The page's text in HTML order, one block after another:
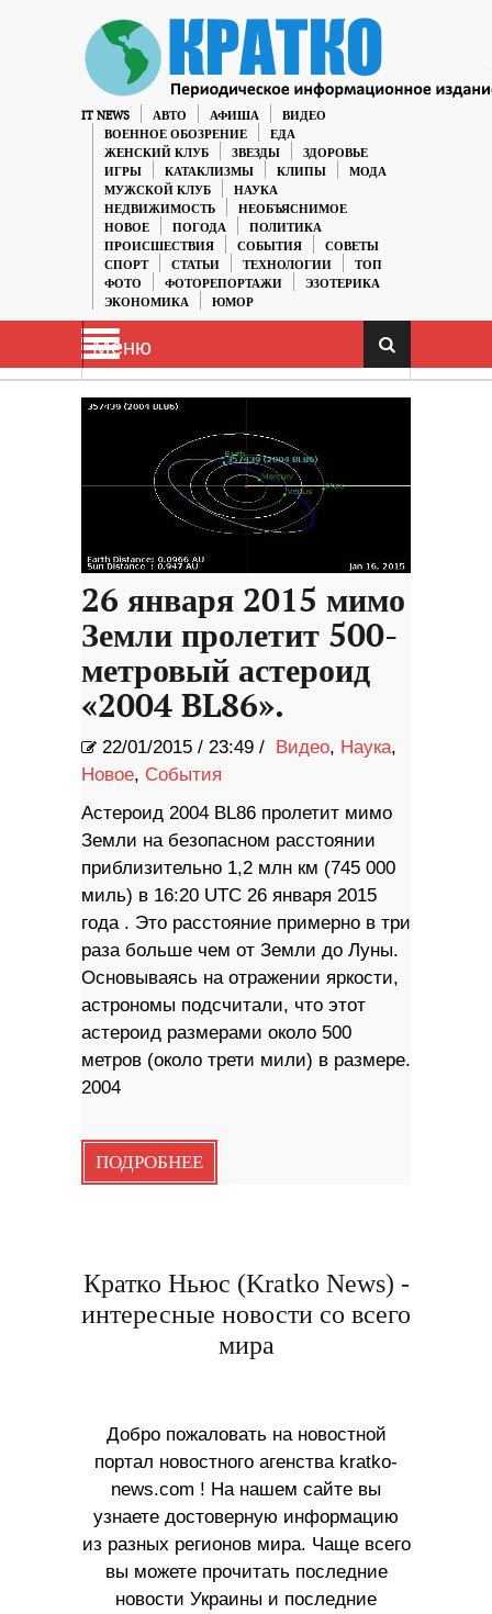
IT NEWS АВТО АФИША
ВИДЕО
ВОЕННОЕ ОБОЗРЕНИЕ
ЕДА
ЖЕНСКИЙ КЛУБ
ЗВЕЗДЫ
ЗДОРОВЬЕ
ИГРЫ
КАТАКЛИЗМЫ КЛИПЫ
МОДА
МУЖСКОЙ КЛУБ
НАУКА
НЕДВИЖИМОСТЬ
НЕОБЪЯСНИМОЕ
НОВОЕ
ПОГОДА
ПОЛИТИКА
ПРОИСШЕСТВИЯ
СОБЫТИЯ
СОВЕТЫ
СПОРТ
СТАТЬИ ТЕХНОЛОГИИ
ТОП
ФОТО
ФОТОРЕПОРТАЖИ
ЭЗОТЕРИКА
ЭКОНОМИКА
ЮМОР
Меню
26 января 2015 мимо
Земли пролетит 500-
метровый астероид
«2004 BL86».
22/01/2015 / 23:49 / Видео, Наука,
Новое, События
Астероид 2004 BL86 пролетит мимо
Земли на безопасном расстоянии
приблизительно 1,2 млн км (745 000
миль) в 16:20 UTC 26 января 2015
года . Это расстояние примерно в три
раза больше чем от Земли до Луны.
Основываясь на отражении яркости,
астрономы подсчитали, что этот
астероид размерами около 500
метров (около трети мили) в размере.
2004
ПОДРОБНЕЕ
Кратко Ньюс (Kratko News) -
интересные новости со всего
мира
Добро пожаловать на новостной
портал новостного агенства kratko-
news.com ! На нашем сайте вы
узнаете достоверную информацию
из разных регионов мира. Чаще всего
вы можете прочитать последние
новости Украины и последние